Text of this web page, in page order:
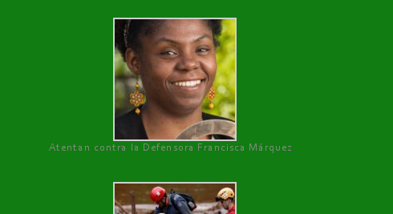
Atentan contra la Defensora Francisca Márquez